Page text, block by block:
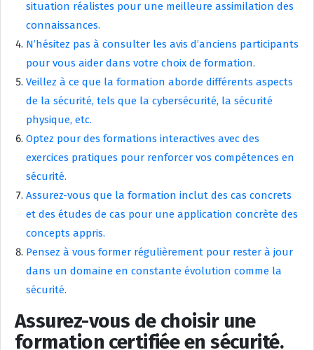
situation réalistes pour une meilleure assimilation des
connaissances.
N’hésitez pas à consulter les avis d’anciens participants
pour vous aider dans votre choix de formation.
Veillez à ce que la formation aborde différents aspects
de la sécurité, tels que la cybersécurité, la sécurité
physique, etc.
Optez pour des formations interactives avec des
exercices pratiques pour renforcer vos compétences en
sécurité.
Assurez-vous que la formation inclut des cas concrets
et des études de cas pour une application concrète des
concepts appris.
Pensez à vous former régulièrement pour rester à jour
dans un domaine en constante évolution comme la
sécurité.
Assurez-vous de choisir une
formation certifiée en sécurité.